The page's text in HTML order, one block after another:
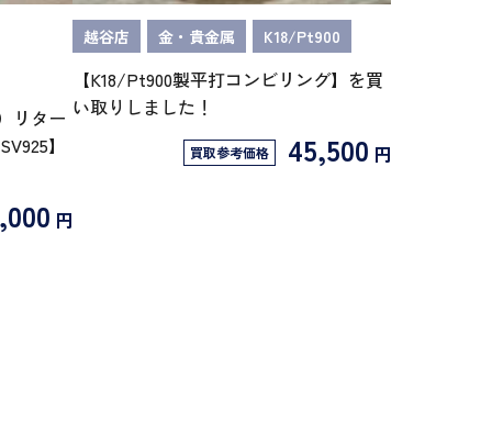
リター
】
円
越谷店 金・貴金属 K18/Pt900
【K18/Pt900製平打コンビリング】を買
い取りしました！
買取参考価格 45,500 円